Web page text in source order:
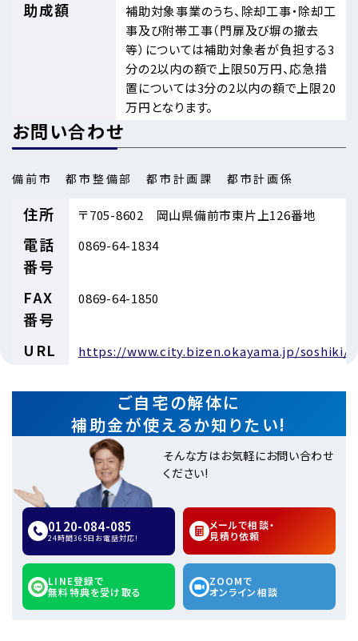
助成額
補助対象事業のうち、除却工事・除却工
事及び附帯工事（門扉及び塀の撤去
等）については補助対象者が負担する3
分の2以内の額で上限50万円、応急措
置については3分の2以内の額で上限20
万円となります。
お問い合わせ
備前市 都市整備部 都市計画課 都市計画係
住所 〒705-8602 岡山県備前市東片上126番地
電話
番号
0869-64-1834
FAX
番号
0869-64-1850
URL https://www.city.bizen.okayama.jp/soshiki/
ご自宅の解体に
補助金が使えるか知りたい!
そんな方はお気軽にお問い合わせ
ください!
0120-084-085
24時間365日お電話対応!
メールで相談・
見積り依頼
LINE登録で
無料特典を受け取る
ZOOMで
オンライン相談